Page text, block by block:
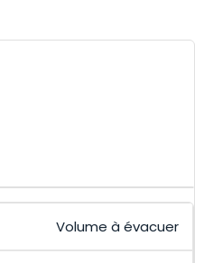
Volume à évacuer